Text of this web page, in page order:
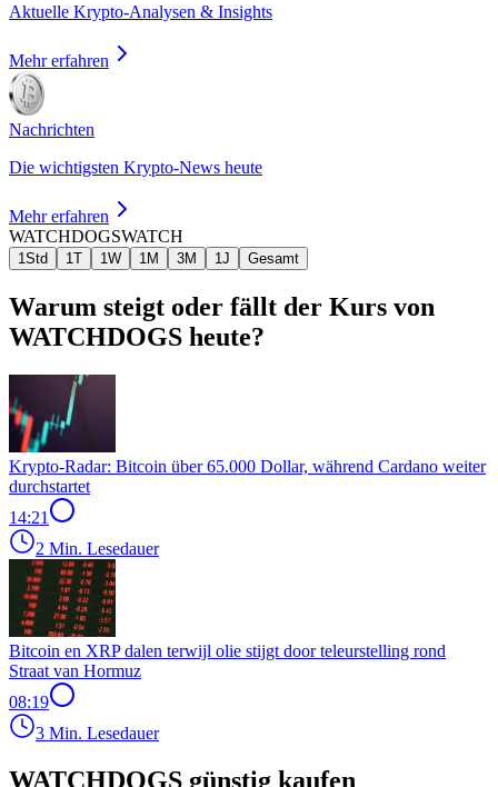
Aktuelle Krypto-Analysen & Insights
Mehr erfahren
Nachrichten
Die wichtigsten Krypto-News heute
Mehr erfahren
WATCHDOGSWATCH
1Std 1T 1W 1M 3M 1J Gesamt
Warum steigt oder fällt der Kurs von
WATCHDOGS heute?
Krypto-Radar: Bitcoin über 65.000 Dollar, während Cardano weiter
durchstartet
14:21
2 Min. Lesedauer
Bitcoin en XRP dalen terwijl olie stijgt door teleurstelling rond
Straat van Hormuz
08:19
3 Min. Lesedauer
WATCHDOGS günstig kaufen